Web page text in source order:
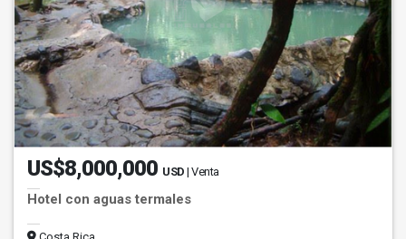
US$8,000,000 USD | Venta
Hotel con aguas termales